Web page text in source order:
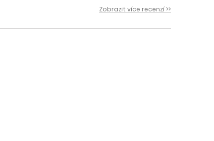
Zobrazit více recenzí >>